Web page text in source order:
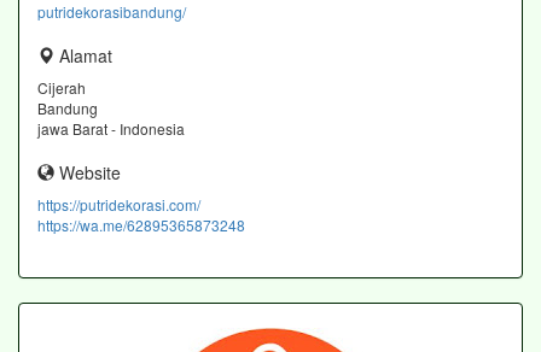
putridekorasibandung/
Alamat
Cijerah
Bandung
jawa Barat - Indonesia
Website
https://putridekorasi.com/
https://wa.me/62895365873248